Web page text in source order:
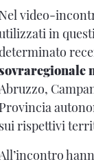
Nel video-
in
Provincia
sui rispettivi